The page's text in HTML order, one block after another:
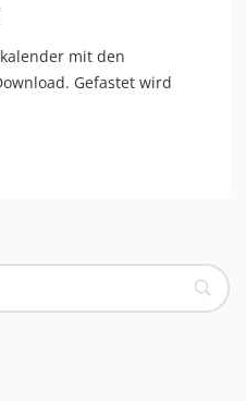
mit den
Gefastet wird